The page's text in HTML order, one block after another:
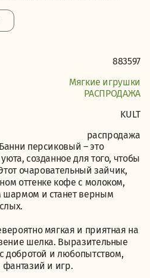
883597
Мягкие игрушки
PАСПРОДАЖА
KULT
распродажа
персиковый – это
созданное для того, чтобы
очаровательный зайчик,
оттенке кофе с молоком,
шармом и станет верным
мягкая и приятная на
шелка. Выразительные
добротой и любопытством,
и игр.